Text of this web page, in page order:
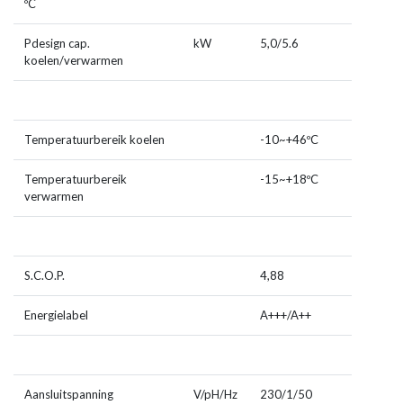
ºC
Pdesign cap.
koelen/verwarmen
kW 5,0/5.6
Temperatuurbereik koelen -10~+46ºC
Temperatuurbereik
verwarmen
-15~+18ºC
S.C.O.P. 4,88
Energielabel A+++/A++
Aansluitspanning V/pH/Hz 230/1/50